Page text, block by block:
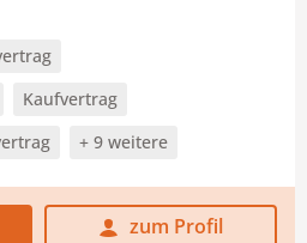
Kaufvertrag
+ 9 weitere
zum Profil